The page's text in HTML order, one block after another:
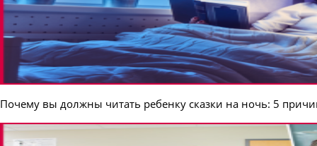
Почему вы должны читать ребенку сказки на ночь: 5